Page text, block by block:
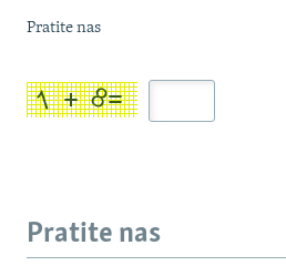
Pratite nas
Pratite nas